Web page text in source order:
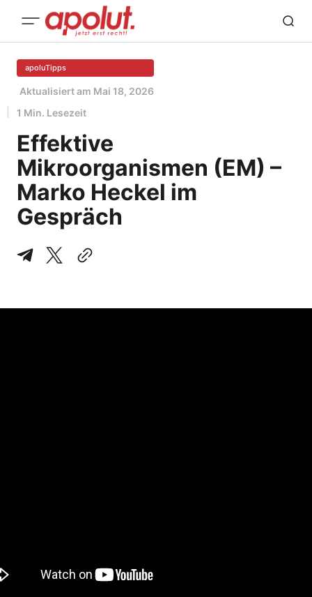
apoluTipps
Aktualisiert am Mai 18, 2026
1 Min. Lesezeit
Effektive
Mikroorganismen (EM) –
Marko Heckel im
Gespräch